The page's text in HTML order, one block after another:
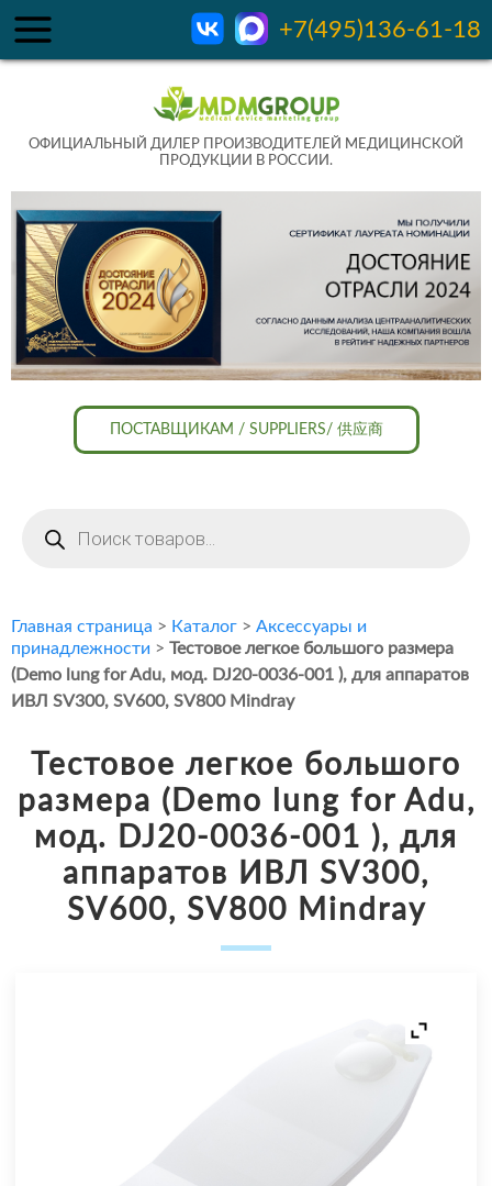
+7(495)136-61-18
ОФИЦИАЛЬНЫЙ ДИЛЕР ПРОИЗВОДИТЕЛЕЙ МЕДИЦИНСКОЙ
ПРОДУКЦИИ В РОССИИ.
ПОСТАВЩИКАМ / SUPPLIERS/ 供应商
товаров
Главная страница > Каталог > Аксессуары и
принадлежности > Тестовое легкое большого размера
(Demo lung for Adu, мод. DJ20-0036-001 ), для аппаратов
ИВЛ SV300, SV600, SV800 Mindray
Тестовое легкое большого
размера (Demo lung for Adu,
мод. DJ20-0036-001 ), для
аппаратов ИВЛ SV300,
SV600, SV800 Mindray